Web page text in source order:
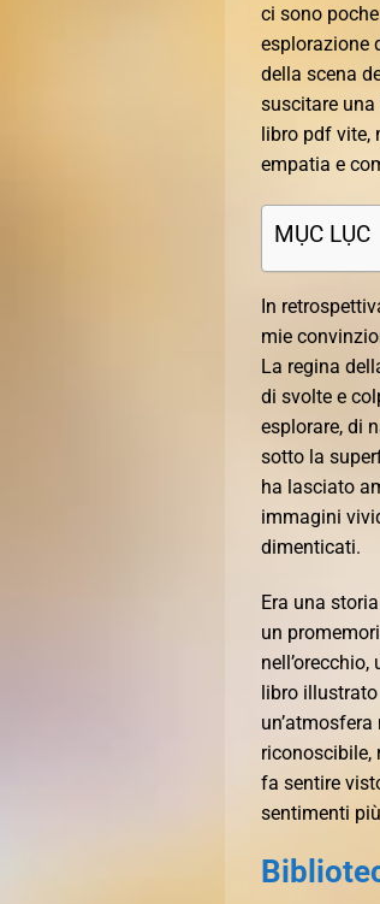
ci sono
esplorazione
della scena
suscitare
libro pdf vite,
empatia e
MỤC LỤC
In
mie
La regina
di svolte e
esplorare, di
sotto la
ha lasciato
immagini
dimenticati.
Era una
un
libro
riconoscibile,
fa sentire
sentimenti